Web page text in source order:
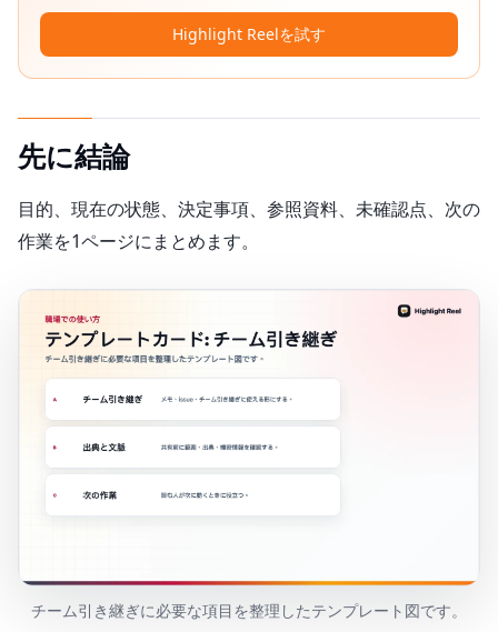
Highlight Reelを試す
先に結論
目的、現在の状態、決定事項、参照資料、未確認点、次の
作業を1ページにまとめます。
チーム引き継ぎに必要な項目を整理したテンプレート図です。